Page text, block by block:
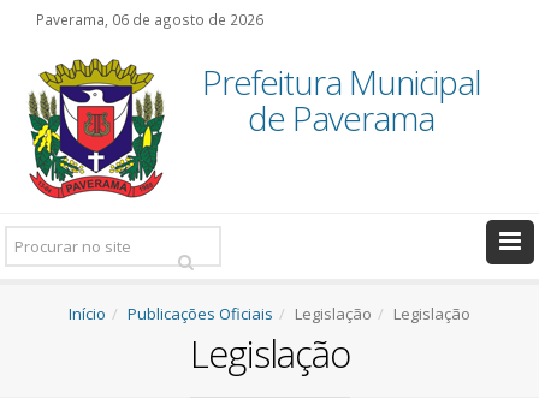
Paverama, 06 de agosto de 2026
Prefeitura Municipal
de Paverama
Pesquisar:
Início Publicações Oficiais Legislação Legislação
Legislação